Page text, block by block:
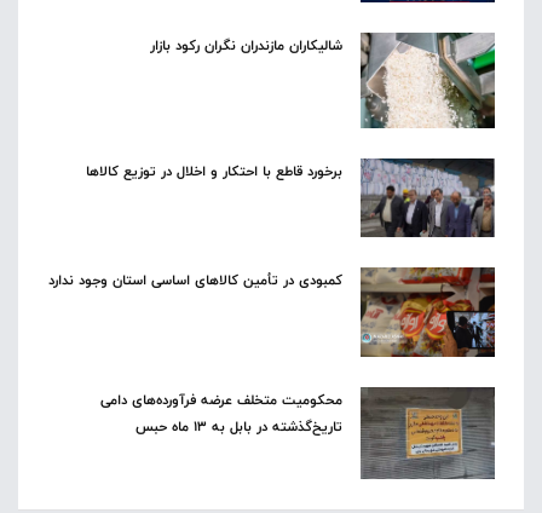
شالیکاران مازندران نگران رکود بازار
برخورد قاطع با احتکار و اخلال در توزیع کالاها
کمبودی در تأمین کالاهای اساسی استان وجود ندارد
محکومیت متخلف عرضه فرآورده‌های دامی
تاریخ‌گذشته در بابل به ۱۳ ماه حبس